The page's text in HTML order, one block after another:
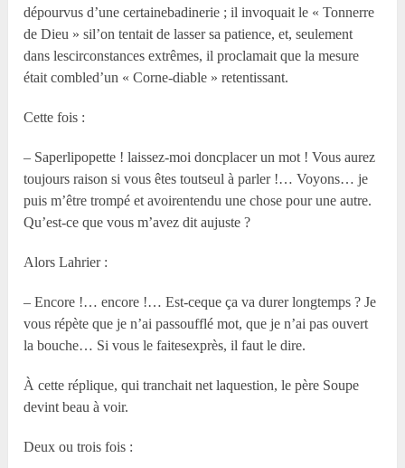
dépourvus d’une certainebadinerie ; il invoquait le « Tonnerre
de Dieu » sil’on tentait de lasser sa patience, et, seulement
dans lescirconstances extrêmes, il proclamait que la mesure
était combled’un « Corne-diable » retentissant.
Cette fois :
– Saperlipopette ! laissez-moi doncplacer un mot ! Vous aurez
toujours raison si vous êtes toutseul à parler !… Voyons… je
puis m’être trompé et avoirentendu une chose pour une autre.
Qu’est-ce que vous m’avez dit aujuste ?
Alors Lahrier :
– Encore !… encore !… Est-ceque ça va durer longtemps ? Je
vous répète que je n’ai passoufflé mot, que je n’ai pas ouvert
la bouche… Si vous le faitesexprès, il faut le dire.
À cette réplique, qui tranchait net laquestion, le père Soupe
devint beau à voir.
Deux ou trois fois :